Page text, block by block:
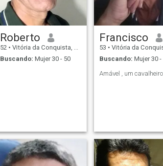
Roberto
52 • Vitória da Conquista, Bahia, Brasil
Buscando: Mujer 30 - 50
Francisco
53 • Vitória da Conquista, Bahia,
Buscando: Mujer 30 -
Amável , um cavalheiro